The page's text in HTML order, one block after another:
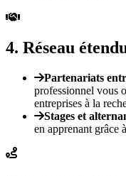
4. Réseau
Partenariats
professionnel vous
entreprises à la
Stages et
en apprenant grâce